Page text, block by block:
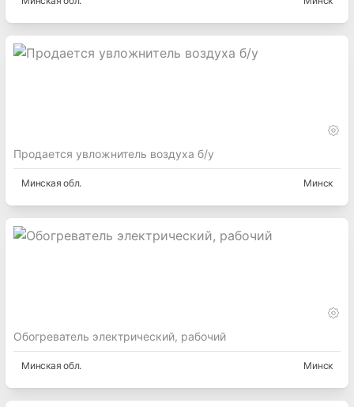
Продается увложнитель воздуха б/у
Минская обл. Минск
Обогреватель электрический, рабочий
Минская обл. Минск